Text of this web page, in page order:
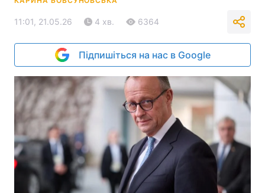
11:01, 21.05.26 4 хв. 6364
Підпишіться на нас в Google